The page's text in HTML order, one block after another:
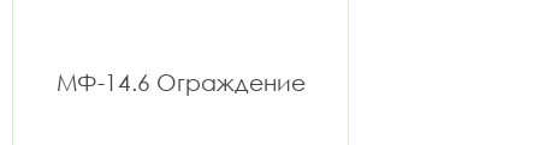
МФ-14.6 Ограждение